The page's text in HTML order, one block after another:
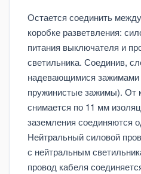
Остается соединить
коробке разветвления:
питания выключателя и
светильника. Соединив,
надевающимися зажимами
пружинистые зажимы). От
снимается по 11 мм
заземления соединяются
Нейтральный силовой
с нейтральным
провод кабеля